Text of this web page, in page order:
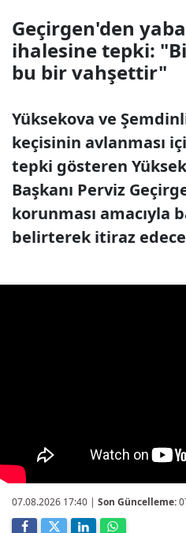
Geçirgen'den
ihalesine tepki:
bu bir vahşettir"
Yüksekova ve
keçisinin avlanması
tepki gösteren
Başkanı Perviz
korunması amacıyla
belirterek itiraz
07.08.2026 17:40 | Son Güncelleme: